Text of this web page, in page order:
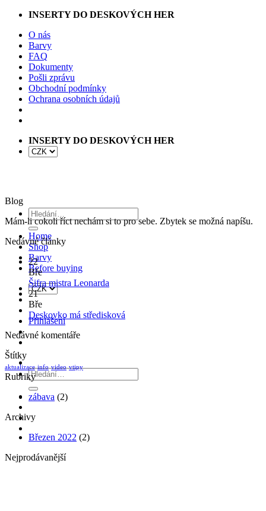
Přeskočit
obsah
INSERTY DO DESKOVÝCH HER
O nás
Barvy
FAQ
Dokumenty
Pošli zprávu
Obchodní podmínky
Ochrana osobních údajů
INSERTY DO DESKOVÝCH HER
Hledat:
Home
Shop
Barvy
Before buying
Přihlášení
Hledat:
Blog
Mám-li cokoli říct nechám si to pro sebe. Zbytek se možná napíšu.
Nedávné články
22
Bře
Šifra mistra Leonarda
textu
Leonarda
21
Bře
Deskovko má středisková
názvem
Deskovko
Nedávné komentáře
Štítky
aktualizace info video vtipy
Rubriky
zábava (2)
Archivy
Březen 2022 (2)
Nejprodávanější